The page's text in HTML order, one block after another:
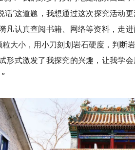
话’这道题，我想通过这次探究活动
凡认真查阅书籍、网络等资料，走
大小，用小刀刻划岩石硬度，判断
形式激发了我探究的兴趣，让我学